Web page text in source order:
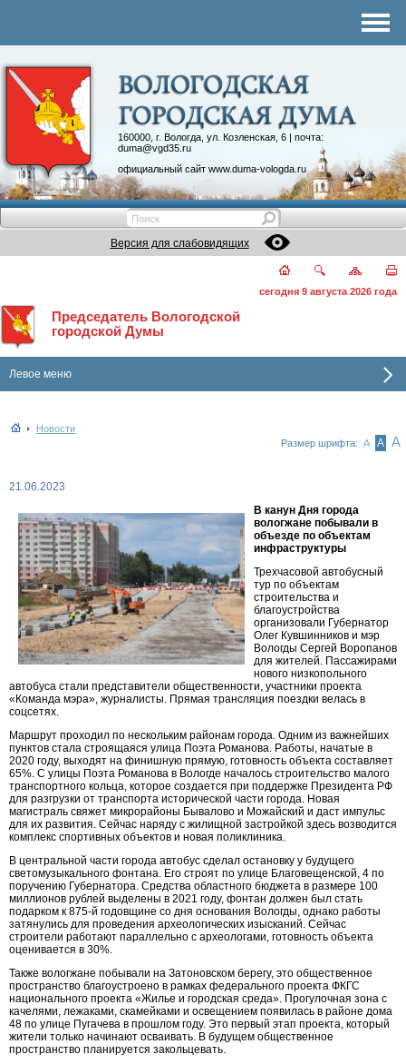
160000, г. Вологда, ул. Козленская, 6 | почта:
duma@vgd35.ru
официальный сайт www.duma-vologda.ru
Контакты
Депутатские объединения
Версия для слабовидящих
сегодня 9 августа 2026 года
Председатель Вологодской
городской Думы
Левое меню
Новости
Размер шрифта: А А А
21.06.2023
В канун Дня города
вологжане побывали в
объезде по объектам
инфраструктуры
Трехчасовой автобусный
тур по объектам
строительства и
благоустройства
организовали Губернатор
Олег Кувшинников и мэр
Вологды Сергей Воропанов
для жителей. Пассажирами
нового низкопольного
автобуса стали представители общественности, участники проекта
«Команда мэра», журналисты. Прямая трансляция поездки велась в
соцсетях.
Маршрут проходил по нескольким районам города. Одним из важнейших
пунктов стала строящаяся улица Поэта Романова. Работы, начатые в
2020 году, выходят на финишную прямую, готовность объекта составляет
65%. С улицы Поэта Романова в Вологде началось строительство малого
транспортного кольца, которое создается при поддержке Президента РФ
для разгрузки от транспорта исторической части города. Новая
магистраль свяжет микрорайоны Бывалово и Можайский и даст импульс
для их развития. Сейчас наряду с жилищной застройкой здесь возводится
комплекс спортивных объектов и новая поликлиника.
В центральной части города автобус сделал остановку у будущего
светомузыкального фонтана. Его строят по улице Благовещенской, 4 по
поручению Губернатора. Средства областного бюджета в размере 100
миллионов рублей выделены в 2021 году, фонтан должен был стать
подарком к 875-й годовщине со дня основания Вологды, однако работы
затянулись для проведения археологических изысканий. Сейчас
строители работают параллельно с археологами, готовность объекта
оценивается в 30%.
Также вологжане побывали на Затоновском берегу, это общественное
пространство благоустроено в рамках федерального проекта ФКГС
национального проекта «Жилье и городская среда». Прогулочная зона с
качелями, лежаками, скамейками и освещением появилась в районе дома
48 по улице Пугачева в прошлом году. Это первый этап проекта, который
жители только начинают осваивать. В будущем общественное
пространство планируется закольцевать.